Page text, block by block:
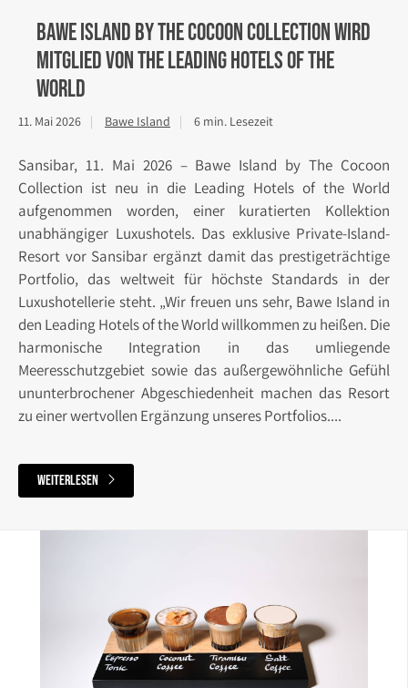
Bawe Island by The Cocoon Collection wird
Mitglied von The Leading Hotels of the
World
11. Mai 2026 Bawe Island 6 min. Lesezeit
Sansibar, 11. Mai 2026 – Bawe Island by The Cocoon
Collection ist neu in die Leading Hotels of the World
aufgenommen worden, einer kuratierten Kollektion
unabhängiger Luxushotels. Das exklusive Private-Island-
Resort vor Sansibar ergänzt damit das prestigeträchtige
Portfolio, das weltweit für höchste Standards in der
Luxushotellerie steht. „Wir freuen uns sehr, Bawe Island in
den Leading Hotels of the World willkommen zu heißen. Die
harmonische Integration in das umliegende
Meeresschutzgebiet sowie das außergewöhnliche Gefühl
ununterbrochener Abgeschiedenheit machen das Resort
zu einer wertvollen Ergänzung unseres Portfolios....
weiterlesen